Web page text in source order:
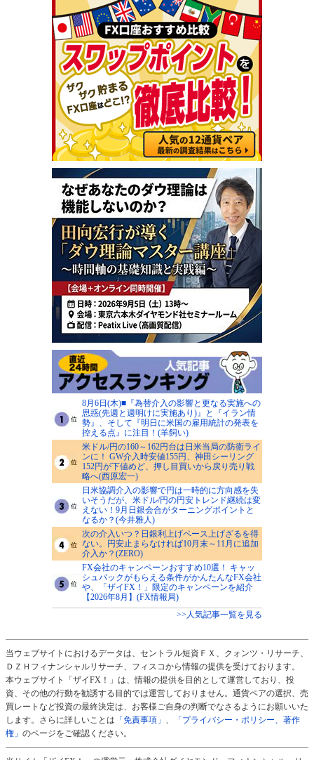
8月6日(木)■『為替介入の影響と更なる実施への
思惑(先週と週明けに実施あり)』と『イラン情
勢』、そして『明日に米国の雇用統計の発表を
控える点』に注目！(羊飼い)
米ドル/円の160～162円台は日米当局の防衛ライ
ンに！ GW介入時安値155円、神田シーリング
152円が下値めど、押し目買いから戻り売り戦
略へ(西原宏一)
日米協調介入の影響で円は一時的に方向感を失
いそうだが、米ドル/円の円安トレンド継続は変
えない！9月日銀会合がターニングポイントと
なるか？(今井雅人)
次の介入いつ？日銀利上げペース上げざるを得
ない。円安止まらなければ10月末～11月に追加
介入か？(ZERO)
FX会社のキャンペーンおすすめ10選！ キャッ
シュバックがもらえる条件がかんたんなFX会社
や、「ザイFX！」限定のキャンペーンを紹介
【2026年8月】(FX情報局)
>>人気記事一覧を見る
当ウェブサイトにおけるデータは、セントラル短資ＦＸ、クォンツ・リサーチ、
ＤＺＨフィナンシャルリサーチ、フィスコから情報の提供を受けております。
本ウェブサイト「ザイFX！」は、情報の提供を目的として運営しており、投
資、その他の行動を勧誘する目的では運営しておりません。通貨ペアの選択、売
買レートなど投資の最終決定は、お客様ご自身の判断でなさるようにお願いいた
します。さらに詳しいことは 「免責事項」 、
「プライバシー・ポリシー、著作
権」 のページをご確認ください。